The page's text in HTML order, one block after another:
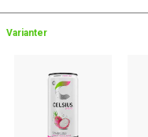
Varianter